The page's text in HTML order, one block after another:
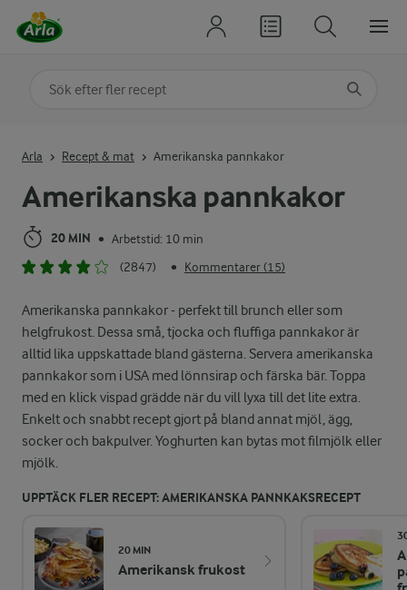
Amerikanska pannkakor
20 MIN • Arbetstid: 10 min
(2847)
• Kommentarer (15)
Amerikanska pannkakor - perfekt till brunch eller som
helgfrukost. Dessa små, tjocka och fluffiga pannkakor är
alltid lika uppskattade bland gästerna. Servera amerikanska
pannkakor som i USA med lönnsirap och färska bär. Toppa
med en klick vispad grädde när du vill lyxa till det lite extra.
Enkelt och snabbt recept gjort på bland annat mjöl, ägg,
socker och bakpulver. Yoghurten kan bytas mot filmjölk eller
mjölk.
UPPTÄCK FLER RECEPT: AMERIKANSKA PANNKAKSRECEPT
20 MIN
Amerikansk frukost
Arla Recept & mat Amerikanska pannkakor
Sök på kategori eller ingrediens